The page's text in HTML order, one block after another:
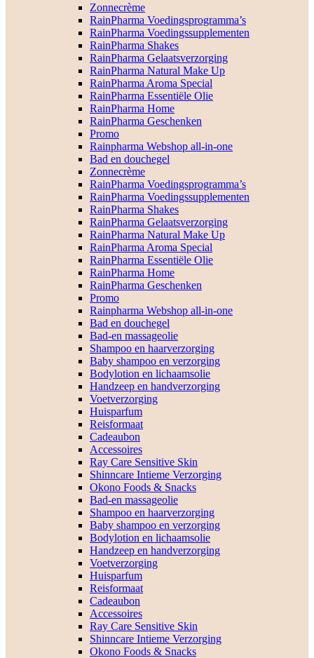
Zonnecrème
RainPharma Voedingsprogramma’s
RainPharma Voedingssupplementen
RainPharma Shakes
RainPharma Gelaatsverzorging
RainPharma Natural Make Up
RainPharma Aroma Special
RainPharma Essentiële Olie
RainPharma Home
RainPharma Geschenken
Promo
Rainpharma Webshop all-in-one
Bad en douchegel
Zonnecrème
RainPharma Voedingsprogramma’s
RainPharma Voedingssupplementen
RainPharma Shakes
RainPharma Gelaatsverzorging
RainPharma Natural Make Up
RainPharma Aroma Special
RainPharma Essentiële Olie
RainPharma Home
RainPharma Geschenken
Promo
Rainpharma Webshop all-in-one
Bad en douchegel
Bad-en massageolie
Shampoo en haarverzorging
Baby shampoo en verzorging
Bodylotion en lichaamsolie
Handzeep en handverzorging
Voetverzorging
Huisparfum
Reisformaat
Cadeaubon
Accessoires
Ray Care Sensitive Skin
Shinncare Intieme Verzorging
Okono Foods & Snacks
Bad-en massageolie
Shampoo en haarverzorging
Baby shampoo en verzorging
Bodylotion en lichaamsolie
Handzeep en handverzorging
Voetverzorging
Huisparfum
Reisformaat
Cadeaubon
Accessoires
Ray Care Sensitive Skin
Shinncare Intieme Verzorging
Okono Foods & Snacks